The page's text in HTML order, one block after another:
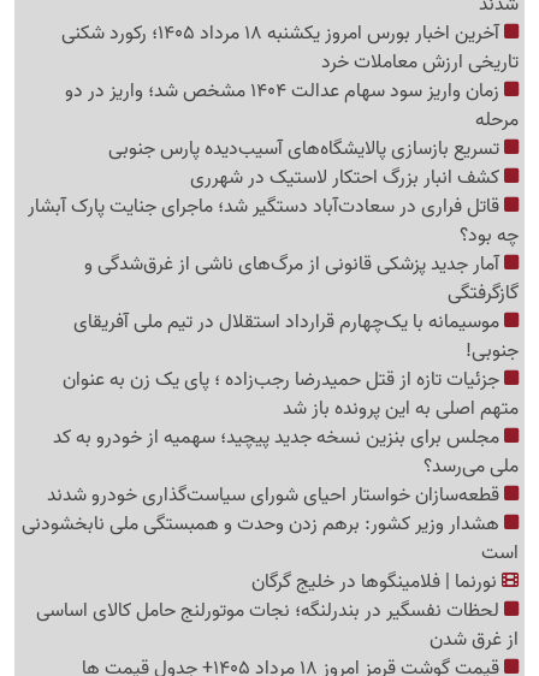
آخرین اخبار بورس امروز یکشنبه 18 مرداد 1405؛ رکورد شکنی
تاریخی ارزش معاملات خرد
زمان واریز سود سهام عدالت 1404 مشخص شد؛ واریز در دو
مرحله
تسریع بازسازی پالایشگاه‌های آسیب‌دیده پارس جنوبی
کشف انبار بزرگ احتکار لاستیک در شهرری
قاتل فراری در سعادت‌آباد دستگیر شد؛ ماجرای جنایت پارک آبشار
چه بود؟
آمار جدید پزشکی قانونی از مرگ‌های ناشی از غرق‌شدگی و
گازگرفتگی
موسیمانه با یک‌چهارم قرارداد استقلال در تیم ملی آفریقای
جنوبی!
جزئیات تازه از قتل حمیدرضا رجب‌زاده ؛ پای یک زن به عنوان
متهم اصلی به این پرونده باز شد
مجلس برای بنزین نسخه جدید پیچید؛ سهمیه از خودرو به کد
ملی می‌رسد؟
قطعه‌سازان خواستار احیای شورای سیاست‌گذاری خودرو شدند
هشدار وزیر کشور: برهم زدن وحدت و همبستگی ملی نابخشودنی
است
نورنما | فلامینگوها در خلیج گرگان
لحظات نفسگیر در بندرلنگه؛ نجات موتورلنج حامل کالای اساسی
از غرق شدن
قیمت گوشت قرمز امروز 18 مرداد 1405+ جدول قیمت ها